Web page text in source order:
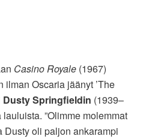
Casino Royale (1967)
Oscaria jäänyt ’The
Dusty Springfieldin (1939–
”Olimme molemmat
Dusty oli paljon ankarampi